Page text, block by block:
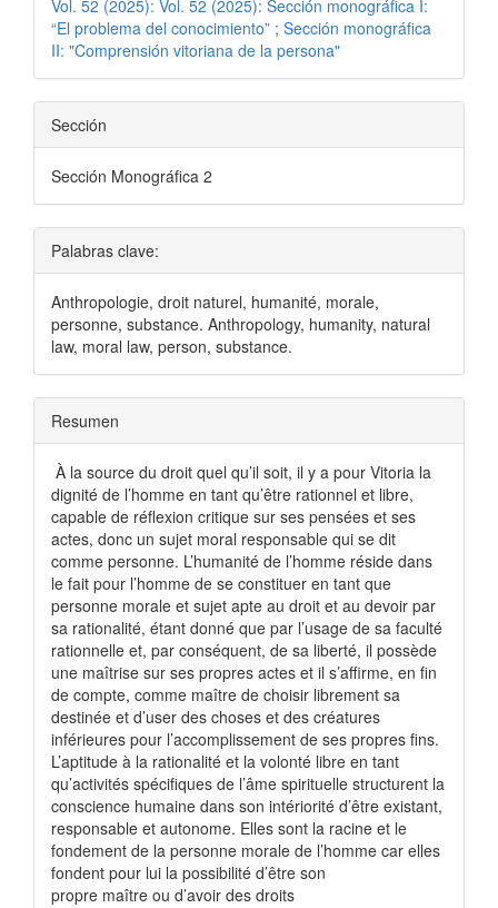
Vol. 52 (2025): Vol. 52 (2025): Sección monográfica I:
“El problema del conocimiento” ; Sección monográfica
II: "Comprensión vitoriana de la persona"
Sección
Sección Monográfica 2
Palabras clave:
Anthropologie, droit naturel, humanité, morale,
personne, substance. Anthropology, humanity, natural
law, moral law, person, substance.
Resumen
À la source du droit quel qu’il soit, il y a pour Vitoria la
dignité de l’homme en tant qu’être rationnel et libre,
capable de réflexion critique sur ses pensées et ses
actes, donc un sujet moral responsable qui se dit
comme personne. L’humanité de l’homme réside dans
le fait pour l’homme de se constituer en tant que
personne morale et sujet apte au droit et au devoir par
sa rationalité, étant donné que par l’usage de sa faculté
rationnelle et, par conséquent, de sa liberté, il possède
une maîtrise sur ses propres actes et il s’affirme, en fin
de compte, comme maître de choisir librement sa
destinée et d’user des choses et des créatures
inférieures pour l’accomplissement de ses propres fins.
L’aptitude à la rationalité et la volonté libre en tant
qu’activités spécifiques de l’âme spirituelle structurent la
conscience humaine dans son intériorité d’être existant,
responsable et autonome. Elles sont la racine et le
fondement de la personne morale de l’homme car elles
fondent pour lui la possibilité d’être son
propre maître ou d’avoir des droits